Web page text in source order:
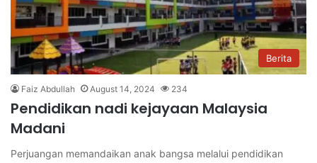
Berita
Faiz Abdullah August 14, 2024 234
Pendidikan nadi kejayaan Malaysia
Madani
Perjuangan memandaikan anak bangsa melalui pendidikan